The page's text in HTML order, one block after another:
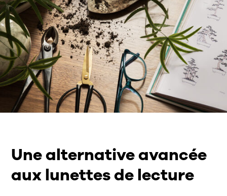
Une alternative avancée
aux lunettes de lecture